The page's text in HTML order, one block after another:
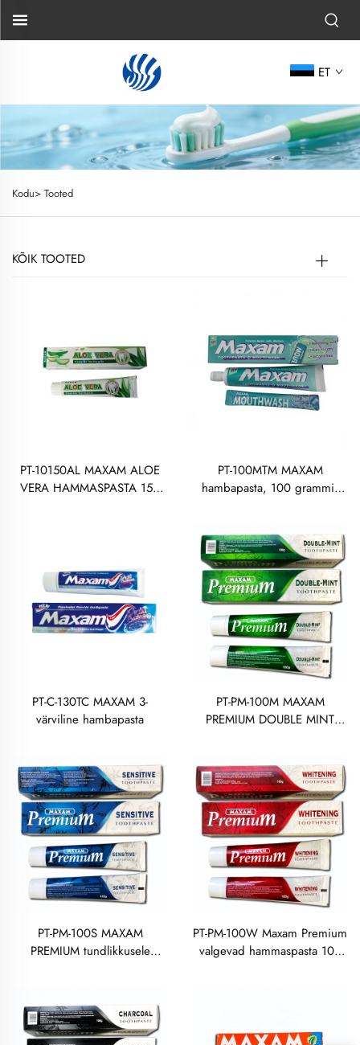
ET
Kodu> Tooted
KÕIK TOOTED
PT-10150AL MAXAM ALOE
VERA HAMMASPASTA 150
PT-100MTM MAXAM
hambapasta, 100 grammi,
PT-C-130TC MAXAM 3-
värviline hambapasta
PT-PM-100M MAXAM
PREMIUM DOUBLE MINT
PT-PM-100S MAXAM
PREMIUM tundlikkusele
PT-PM-100W Maxam Premium
valgevad hammaspasta 100